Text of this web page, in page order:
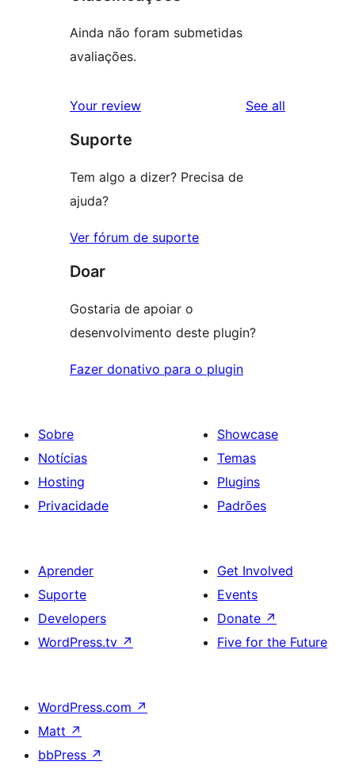
Ainda não foram submetidas
avaliações.
Your review See all
Suporte
Tem algo a dizer? Precisa de
ajuda?
Ver fórum de suporte
Doar
Gostaria de apoiar o
desenvolvimento deste plugin?
Fazer donativo para o plugin
Sobre
Notícias
Hosting
Privacidade
Showcase
Temas
Plugins
Padrões
Aprender
Suporte
Developers
WordPress.tv ↗
Get Involved
Events
Donate ↗
Five for the Future
WordPress.com ↗
Matt ↗
bbPress ↗